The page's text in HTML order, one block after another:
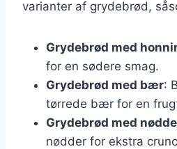
varianter af grydebrød,
Grydebrød med
for en sødere smag.
Grydebrød med bær:
tørrede bær for en
Grydebrød med
nødder for ekstra